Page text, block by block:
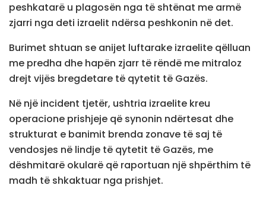
peshkatarë u plagosën nga të shtënat me armë
zjarri nga deti izraelit ndërsa peshkonin në det.
Burimet shtuan se anijet luftarake izraelite qëlluan
me predha dhe hapën zjarr të rëndë me mitraloz
drejt vijës bregdetare të qytetit të Gazës.
Në një incident tjetër, ushtria izraelite kreu
operacione prishjeje që synonin ndërtesat dhe
strukturat e banimit brenda zonave të saj të
vendosjes në lindje të qytetit të Gazës, me
dëshmitarë okularë që raportuan një shpërthim të
madh të shkaktuar nga prishjet.